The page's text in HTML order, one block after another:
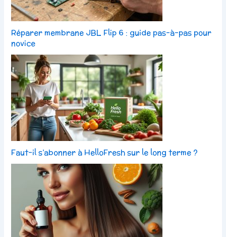
Réparer membrane JBL Flip 6 : guide pas-à-pas pour
novice
Faut-il s’abonner à HelloFresh sur le long terme ?